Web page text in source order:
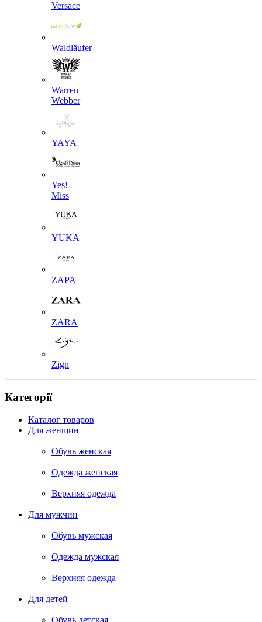
Versace
Waldläufer
Warren
Webber
YAYA
Yes!
Miss
YUKA
ZAPA
ZARA
Zign
Категорії
Каталог товаров
Для женщин
Обувь женская
Одежда женская
Верхняя одежда
Для мужчин
Обувь мужская
Одежда мужская
Верхняя одежда
Для детей